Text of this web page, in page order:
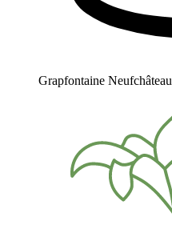
Grapfontaine Neufchâteau